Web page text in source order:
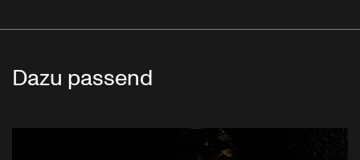
Dazu passend